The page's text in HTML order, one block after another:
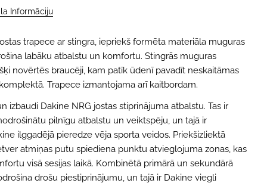
Informāciju
trapece ar stingra, iepriekš formēta materiāla muguras
labāku atbalstu un komfortu. Stingrās muguras
novērtēs braucēji, kam patīk ūdenī pavadīt neskaitāmas
Trapece izmantojama arī kaitbordam.
izbaudi Dakine NRG jostas stiprinājuma atbalstu. Tas ir
pilnīgu atbalstu un veiktspēju, un tajā ir
ilggadējā pieredze vēja sporta veidos. Priekšizliektā
atmiņas putu spiediena punktu atvieglojuma zonas, kas
visā sesijas laikā. Kombinētā primārā un sekundārā
drošu piestiprinājumu, un tajā ir Dakine viegli